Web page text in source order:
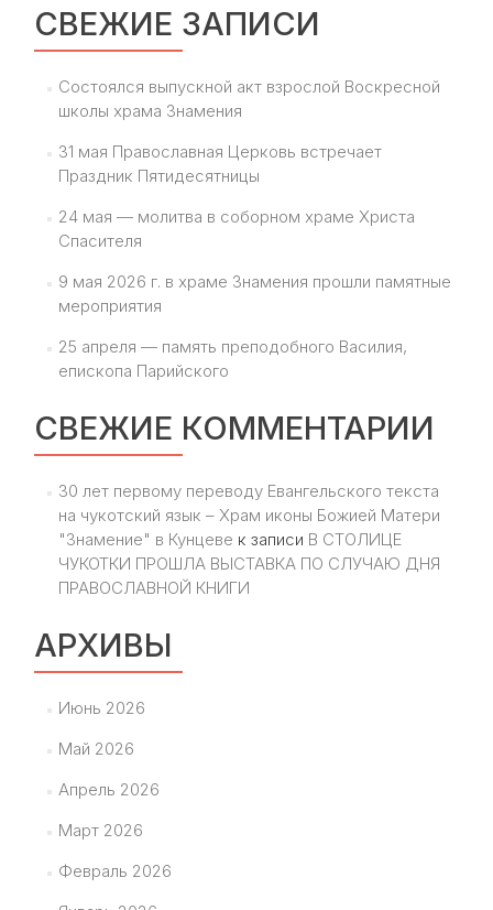
СВЕЖИЕ ЗАПИСИ
Состоялся выпускной акт взрослой Воскресной
школы храма Знамения
31 мая Православная Церковь встречает
Праздник Пятидесятницы
24 мая — молитва в соборном храме Христа
Спасителя
9 мая 2026 г. в храме Знамения прошли памятные
мероприятия
25 апреля — память преподобного Василия,
епископа Парийского
СВЕЖИЕ КОММЕНТАРИИ
30 лет первому переводу Евангельского текста
на чукотский язык – Храм иконы Божией Матери
"Знамение" в Кунцеве к записи В СТОЛИЦЕ
ЧУКОТКИ ПРОШЛА ВЫСТАВКА ПО СЛУЧАЮ ДНЯ
ПРАВОСЛАВНОЙ КНИГИ
АРХИВЫ
Июнь 2026
Май 2026
Апрель 2026
Март 2026
Февраль 2026